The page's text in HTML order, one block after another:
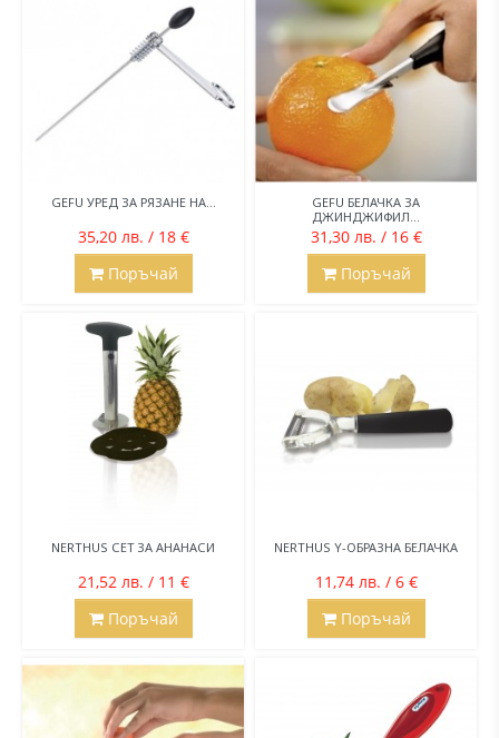
GEFU УРЕД ЗА РЯЗАНЕ НА...
35,20 лв. / 18 €
Поръчай
GEFU БЕЛАЧКА ЗА
ДЖИНДЖИФИЛ...
31,30 лв. / 16 €
Поръчай
NERTHUS СЕТ ЗА АНАНАСИ
21,52 лв. / 11 €
Поръчай
NERTHUS Y-ОБРАЗНА БЕЛАЧКА
11,74 лв. / 6 €
Поръчай